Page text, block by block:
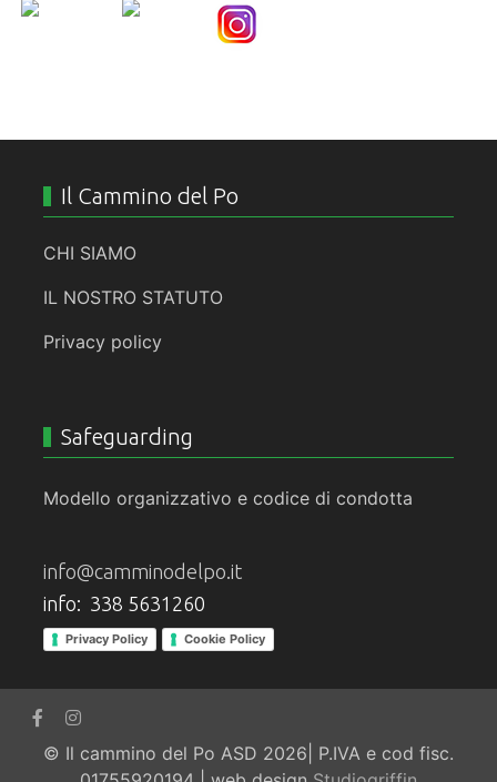
Il Cammino del Po
CHI SIAMO
IL NOSTRO STATUTO
Privacy policy
Safeguarding
Modello organizzativo e codice di condotta
info@camminodelpo.it
info: 338 5631260
Privacy Policy Cookie Policy
© Il cammino del Po ASD 2026| P.IVA e cod fisc.